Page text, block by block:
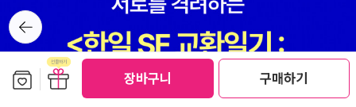
장바구니 구매하기
신문 만평의 그림을 닮았다. 가즈오 이시구로.. [남아 있는 나날]
도, [녹턴]도 정말 좋았다. 정작 모던 클래식 라인업에서 가장 앞서 있
는 [나를 보내지 마]는 아직 못 읽어봤지만. [우리가 고아였을 때]도
서점에서 슬쩍 훑어본 것만으로도 가슴이 두근거렸다. 이것도 솔직히
서점에서 살 뻔 했던 책. 이거 보고 [탐정 매뉴얼] 생각난 사람..
뒤로가
기